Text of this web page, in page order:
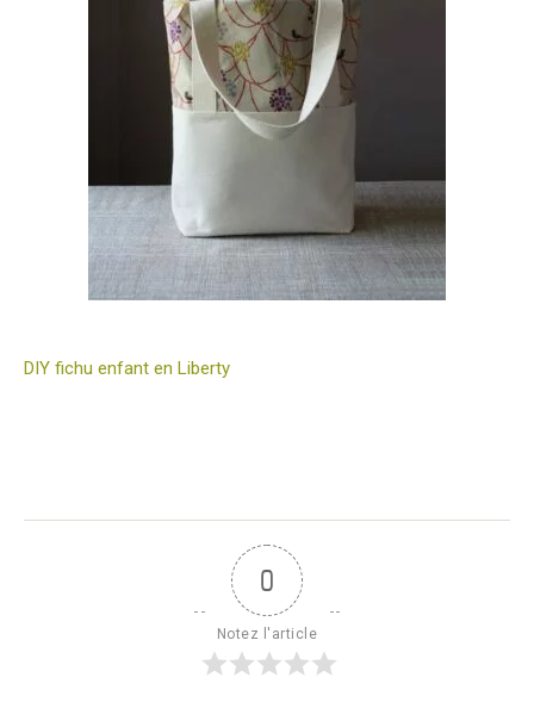
DIY fichu enfant en Liberty
0
Notez l'article